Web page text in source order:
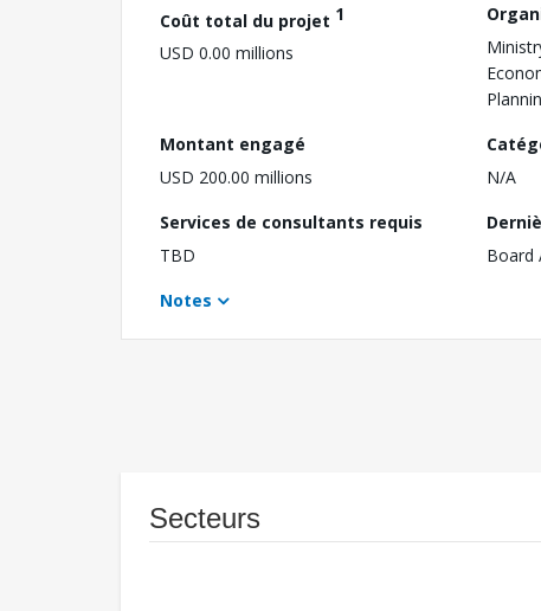
Coût total du projet 1
USD 0.00 millions
Montant engagé
USD 200.00 millions
N/A
Services de consultants requis
TBD
Board
Notes
Secteurs